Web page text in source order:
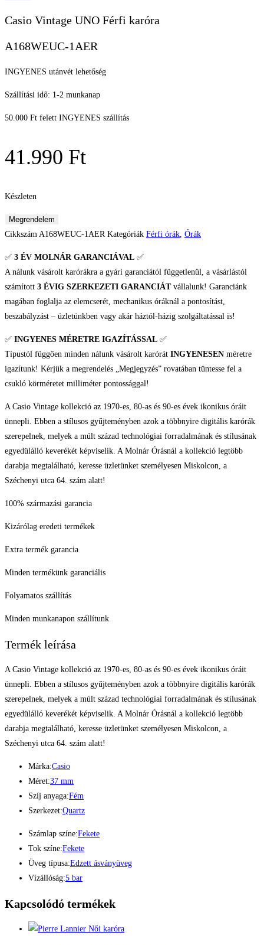
Casio Vintage UNO Férfi karóra
A168WEUC-1AER
INGYENES utánvét lehetőség
Szállítási idő: 1-2 munkanap
50.000 Ft felett INGYENES szállítás
41.990 Ft
Készleten
Casio
Vintage
Férfi
Megrendelem
Cikkszám A168WEUC-1AER Kategóriák Férfi órák, Órák
✅ 3 ÉV MOLNÁR GARANCIÁVAL ✅
A nálunk vásárolt karórákra a gyári garanciától függetlenül, a vásárlástól
számított 3 ÉVIG SZERKEZETI GARANCIÁTvállalunk! Garanciánk
magában foglalja az elemcserét, mechanikus óráknál a pontosítást,
beszabályzást – üzletünkben vagy akár háztól-házig szolgáltatással is!
✅ INGYENES MÉRETRE IGAZÍTÁSSAL ✅
Típustól függően minden nálunk vásárolt karórát INGYENESEN méretre
igazítunk! Kérjük a megrendelés „Megjegyzés” rovatában tüntesse fel a
csukló körméretet milliméter pontossággal!
A Casio Vintage kollekció az 1970-es, 80-as és 90-es évek ikonikus óráit
ünnepli. Ebben a stílusos gyűjteményben azok a többnyire digitális karórák
szerepelnek, melyek a múlt század technológiai forradalmának és stílusának
egyedülálló keverékét képviselik. A Molnár Órásnál a kollekció legtöbb
darabja megtalálható, keresse üzletünket személyesen Miskolcon, a
Széchenyi utca 64. szám alatt!
100% származási garancia
Kizárólag eredeti termékek
Extra termék garancia
Minden termékünk garanciális
Folyamatos szállítás
Minden munkanapon szállítunk
Termék leírása
A Casio Vintage kollekció az 1970-es, 80-as és 90-es évek ikonikus óráit
ünnepli. Ebben a stílusos gyűjteményben azok a többnyire digitális karórák
szerepelnek, melyek a múlt század technológiai forradalmának és stílusának
egyedülálló keverékét képviselik. A Molnár Órásnál a kollekció legtöbb
darabja megtalálható, keresse üzletünket személyesen Miskolcon, a
Széchenyi utca 64. szám alatt!
Márka:Casio
Méret:37 mm
Szíj anyaga:Fém
Szerkezet:Quartz
Számlap színe:Fekete
Tok színe:Fekete
Üveg típusa:Edzett ásványüveg
Vízállóság:5 bar
Kapcsolódó termékek